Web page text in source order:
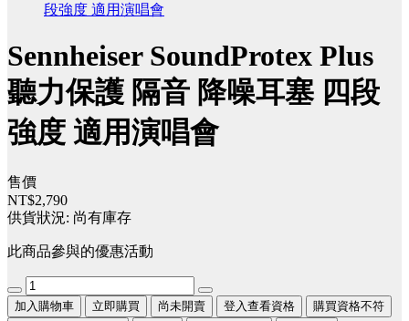
段強度 適用演唱會
Sennheiser SoundProtex Plus
聽力保護 隔音 降噪耳塞 四段
強度 適用演唱會
售價
NT$2,790
供貨狀況: 尚有庫存
此商品參與的優惠活動
加入購物車 立即購買 尚未開賣 登入查看資格
購買資格不符